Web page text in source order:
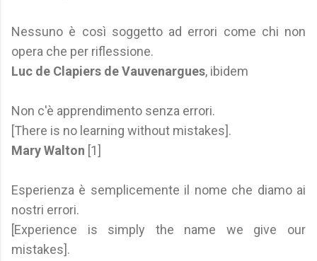
Nessuno è così soggetto ad errori come chi non
opera che per riflessione.
Luc de Clapiers de Vauvenargues, ibidem
Non c'è apprendimento senza errori.
[There is no learning without mistakes].
Mary Walton [1]
Esperienza è semplicemente il nome che diamo ai
nostri errori.
[Experience is simply the name we give our
mistakes].